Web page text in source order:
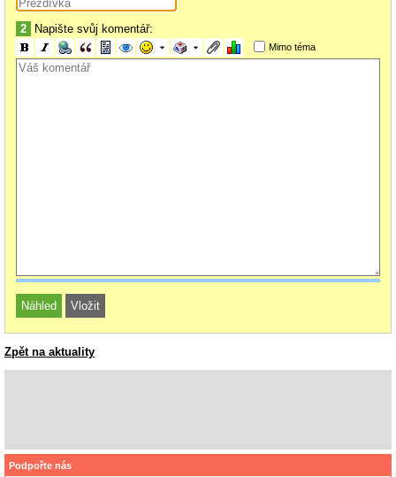
2 Napište svůj komentář:
Mimo téma
Zpět na aktuality
Podpořte nás